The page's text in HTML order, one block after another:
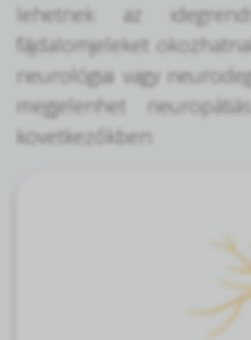
lehetnek az
fájdalomjeleket
neurológiai vagy
megjelenhet
következőkben: